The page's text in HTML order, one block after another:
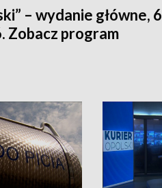
– wydanie główne, 6
Zobacz program